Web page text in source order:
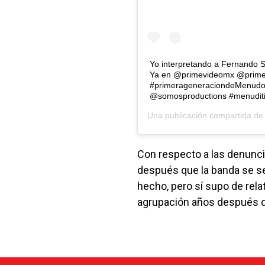
Yo interpretando a Fernando
Ya en @primevideomx
@somosproductions
Una publicación compartida de
Con respecto a las
después que la banda se
hecho, pero sí supo de
agrupación años después